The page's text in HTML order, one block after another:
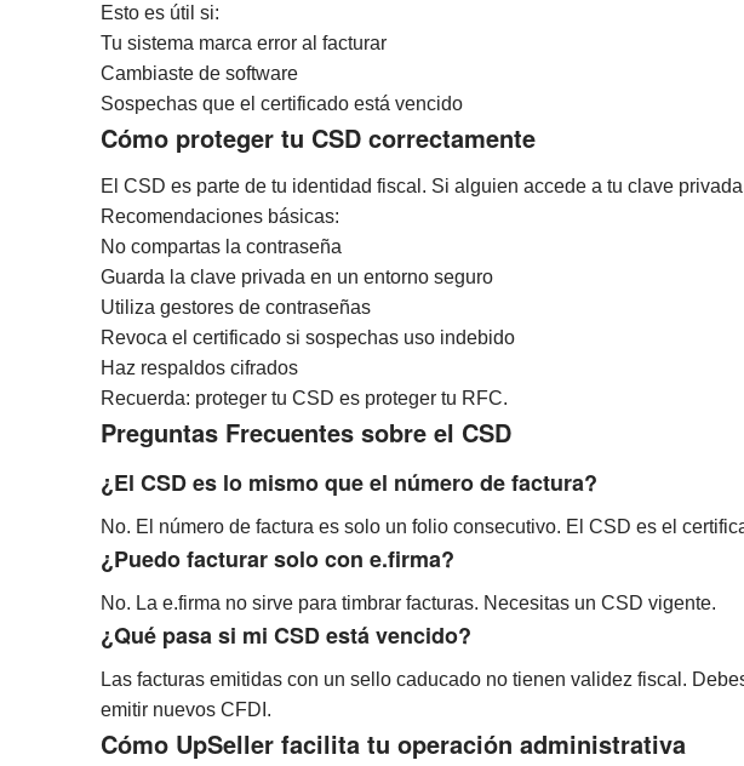
Esto es útil si:
Tu sistema marca error al facturar
Cambiaste de software
Sospechas que el certificado está vencido
Cómo proteger tu CSD correctamente
El CSD es parte de tu identidad fiscal. Si alguien accede a tu clave
Recomendaciones básicas:
No compartas la contraseña
Guarda la clave privada en un entorno seguro
Utiliza gestores de contraseñas
Revoca el certificado si sospechas uso indebido
Haz respaldos cifrados
Recuerda: proteger tu CSD es proteger tu RFC.
Preguntas Frecuentes sobre el CSD
¿El CSD es lo mismo que el número de factura?
No. El número de factura es solo un folio consecutivo. El CSD es el
¿Puedo facturar solo con e.firma?
No. La e.firma no sirve para timbrar facturas. Necesitas un CSD vigente.
¿Qué pasa si mi CSD está vencido?
Las facturas emitidas con un sello caducado no tienen validez fiscal.
emitir nuevos CFDI.
Cómo UpSeller facilita tu operación administrativa